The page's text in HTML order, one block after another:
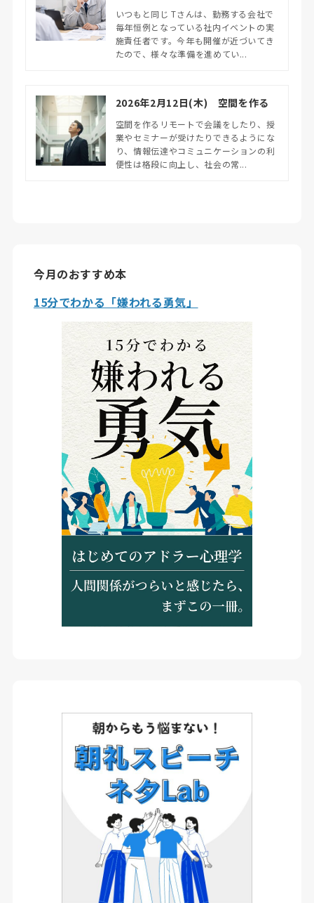
いつもと同じ Tさんは、勤務する会社で
毎年恒例となっている社内イベントの実
施責任者です。今年も開催が近づいてき
たので、様々な準備を進めてい...
2026年2月12日(木) 空間を作る
空間を作るリモートで会議をしたり、授
業やセミナーが受けたりできるようにな
り、情報伝達やコミュニケーションの利
便性は格段に向上し、社会の常...
今月のおすすめ本
15分でわかる「嫌われる勇気」